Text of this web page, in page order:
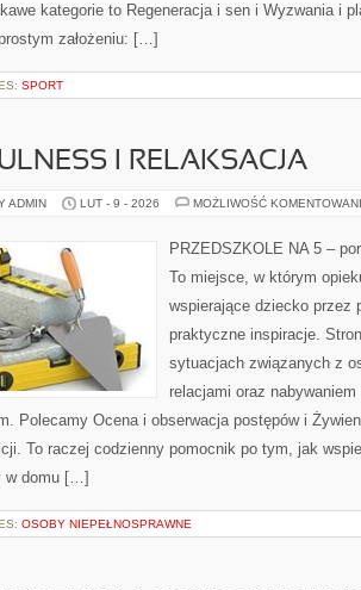
kategorie to Regeneracja i sen i Wyzwania i
założeniu: […]
SPORT
I RELAKSACJA
ADMIN LUT - 9 - 2026 MOŻLIWOŚĆ
PRZEDSZKOLE NA 5 –
To miejsce, w którym
wspierające dziecko przez
praktyczne inspiracje.
sytuacjach związanych z
relacjami oraz
Polecamy Ocena i obserwacja postępów i
To raczej codzienny pomocnik po tym, jak
w domu […]
OSOBY NIEPEŁNOSPRAWNE